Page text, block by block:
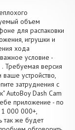
объем
для распаковки
игрушки и
хода
условие -
Требуемая версия
устройство,
затруднения с
AutoBoy Dash Cam
приложение - по
1 000 000+,
так же будет